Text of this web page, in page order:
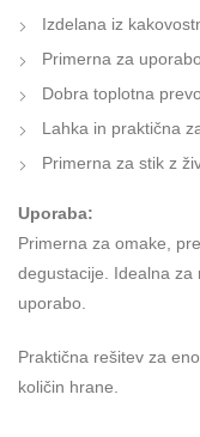
Izdelana iz
Primerna za
Dobra toplotna
Lahka in praktična
Primerna za stik z
Uporaba:
Primerna za omake,
degustacije. Idealna za
uporabo.
Praktična rešitev za
količin hrane.